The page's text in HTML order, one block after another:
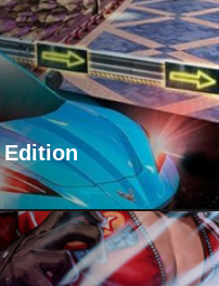
Edition